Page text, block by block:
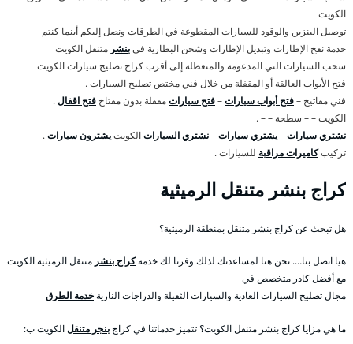
الكويت
توصيل البنزين والوقود للسيارات المقطوعة في الطرقات ونصل إليكم أينما كنتم
خدمة نفخ الإطارات وتبديل الإطارات وشحن البطارية فيبنشر متنقل الكويت
سحب السيارات التي المدعومة والمتعطلة إلى أقرب كراج تصليح سيارات الكويت
فتح الأبواب العالقة أو المقفلة من خلال فني مختص تصليح السيارات .
فني مفاتيح –فتح أبواب سيارات–فتح سياراتمقفلة بدون مفتاح فتح اقفال.
الكويت – – سطحة – – .
نشتري سيارات–يشتري سيارات–نشتري السياراتالكويتيشترون سيارات.
تركيبكاميرات مراقبة للسيارات .
كراج بنشر متنقل الرميثية
هل تبحث عن كراج بنشر متنقل بمنطقة الرميثية؟
هيا اتصل بنا…. نحن هنا لمساعدتك لذلك وفرنا لك خدمةكراج بنشر متنقل الرميثية الكويت
مع أفضل كادر متخصص في
مجال تصليح السيارات العادية والسيارات الثقيلة والدراجات الناريةخدمة الطرق
ما هي مزايا كراج بنشر متنقل الكويت؟ تتميز خدماتنا في كراج بنجر متنقلالكويت ب: